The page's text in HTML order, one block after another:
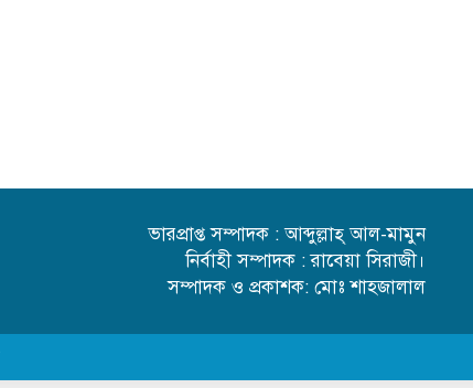
ভারপ্রাপ্ত সম্পাদক : আব্দুল্লাহ্ আল-মামুন
নির্বাহী সম্পাদক : রাবেয়া সিরাজী।
সম্পাদক ও প্রকাশক: মোঃ শাহজালাল